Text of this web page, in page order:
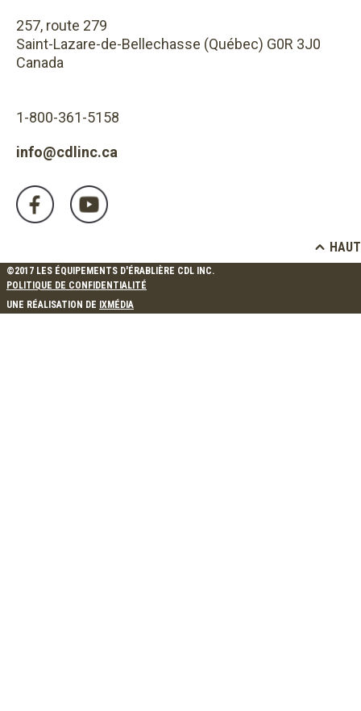
257, route 279
Saint-Lazare-de-Bellechasse (Québec) G0R 3J0
Canada
1-800-361-5158
info@cdlinc.ca
HAUT
©2017 LES ÉQUIPEMENTS D'ÉRABLIÈRE CDL INC.
POLITIQUE DE CONFIDENTIALITÉ
UNE RÉALISATION DE IXMÉDIA